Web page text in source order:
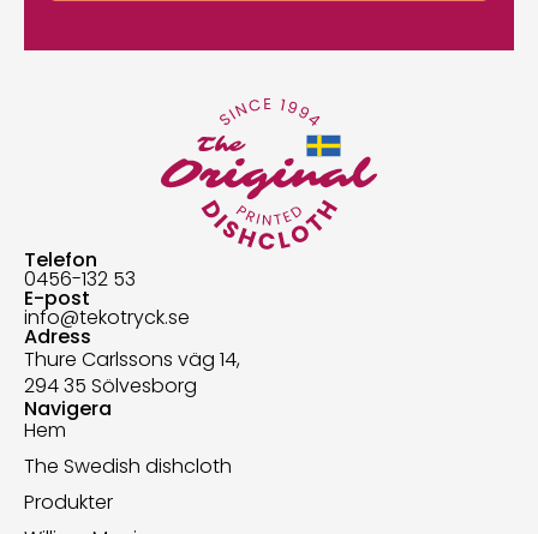
Telefon
0456-132 53
E-post
info@tekotryck.se
Adress
Thure Carlssons väg 14,
294 35 Sölvesborg
Navigera
Hem
The Swedish dishcloth
Produkter